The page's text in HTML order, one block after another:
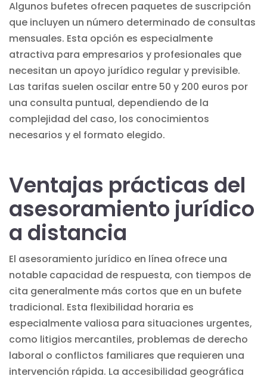
Algunos bufetes ofrecen paquetes de suscripción
que incluyen un número determinado de consultas
mensuales. Esta opción es especialmente
atractiva para empresarios y profesionales que
necesitan un apoyo jurídico regular y previsible.
Las tarifas suelen oscilar entre 50 y 200 euros por
una consulta puntual, dependiendo de la
complejidad del caso, los conocimientos
necesarios y el formato elegido.
Ventajas prácticas del
asesoramiento jurídico
a distancia
El asesoramiento jurídico en línea ofrece una
notable capacidad de respuesta, con tiempos de
cita generalmente más cortos que en un bufete
tradicional. Esta flexibilidad horaria es
especialmente valiosa para situaciones urgentes,
como litigios mercantiles, problemas de derecho
laboral o conflictos familiares que requieren una
intervención rápida. La accesibilidad geográfica